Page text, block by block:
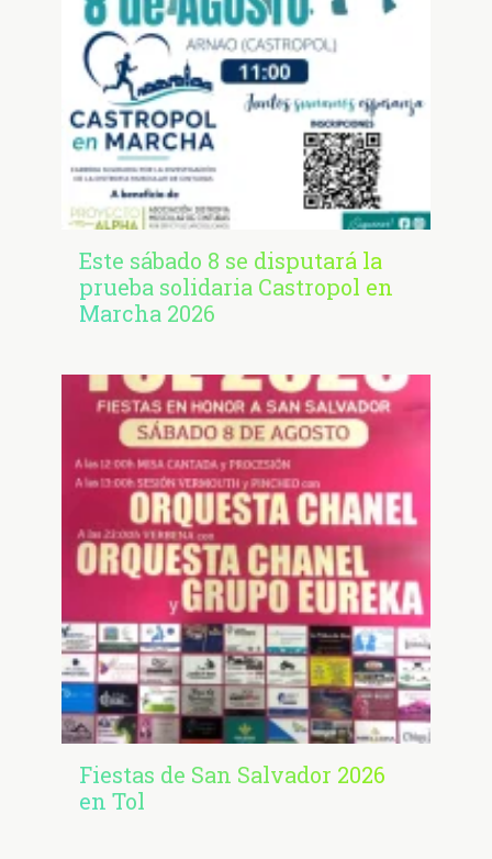
Este sábado 8 se disputará la
prueba solidaria Castropol en
Marcha 2026
Fiestas de San Salvador 2026
en Tol